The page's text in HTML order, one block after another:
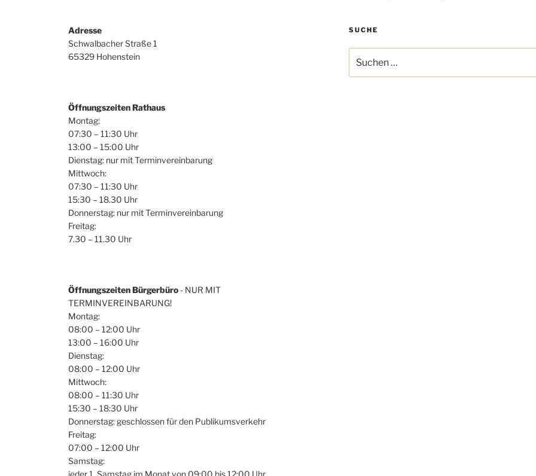
Adresse
Schwalbacher Straße 1
65329 Hohenstein
Öffnungszeiten Rathaus
Montag:
07:30 – 11:30 Uhr
13:00 – 15:00 Uhr
Dienstag: nur mit Terminvereinbarung
Mittwoch:
07:30 – 11:30 Uhr
15:30 – 18.30 Uhr
Donnerstag: nur mit Terminvereinbarung
Freitag:
7.30 – 11.30 Uhr
Öffnungszeiten Bürgerbüro - NUR MIT
TERMINVEREINBARUNG!
Montag:
08:00 – 12:00 Uhr
13:00 – 16:00 Uhr
Dienstag:
08:00 – 12:00 Uhr
Mittwoch:
08:00 – 11:30 Uhr
15:30 – 18:30 Uhr
Donnerstag: geschlossen für den Publikumsverkehr
Freitag:
07:00 – 12:00 Uhr
Samstag:
jeder 1. Samstag im Monat von 09:00 bis 12:00 Uhr
SUCHE
nach: